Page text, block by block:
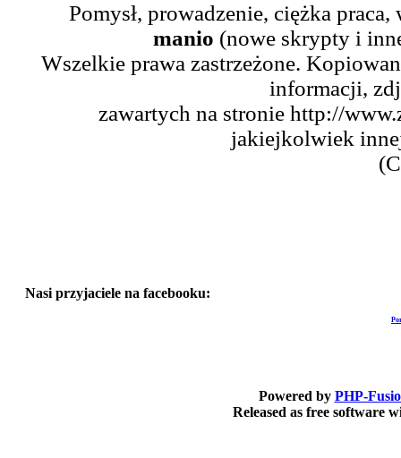
Pomysł, prowadzenie, ciężka
manio (nowe skrypty i
Wszelkie prawa zastrzeżone.
informacji,
zawartych na stronie http://
jakiejkolwiek
Nasi przyjaciele na facebooku:
Powered by PHP-
Released as free software